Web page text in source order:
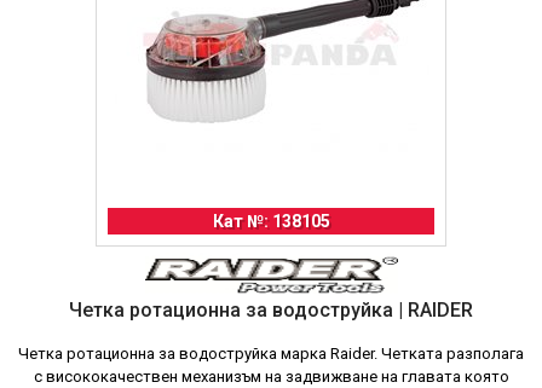
Кат №: 138105
Четка ротационна за водоструйка | RAIDER
Четка ротационна за водоструйка марка Raider. Четката разполага
с висококачествен механизъм на задвижване на главата която